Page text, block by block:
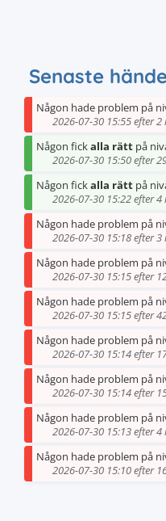
Senaste
Någon hade problem på
2026-07-30 15:55 efter
Någon fickalla rätt på
2026-07-30 15:50 efter
Någon fickalla rätt på
2026-07-30 15:22 efter
Någon hade problem på
2026-07-30 15:18 efter
Någon hade problem på
2026-07-30 15:15 efter
Någon hade problem på
2026-07-30 15:15 efter
Någon hade problem på
2026-07-30 15:14 efter
Någon hade problem på
2026-07-30 15:14 efter
Någon hade problem på
2026-07-30 15:13 efter
Någon hade problem på
2026-07-30 15:10 efter